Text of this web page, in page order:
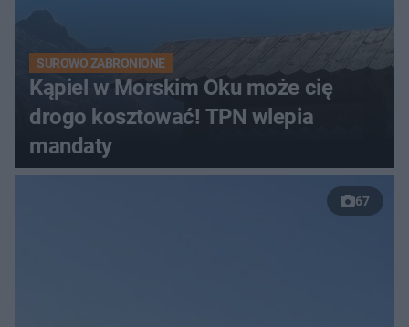
SUROWO ZABRONIONE
Kąpiel w Morskim Oku może cię
drogo kosztować! TPN wlepia
mandaty
67